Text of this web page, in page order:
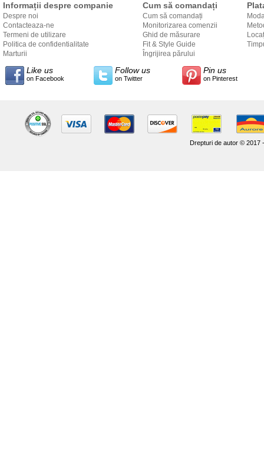
Informații despre companie
Despre noi
Contacteaza-ne
Termeni de utilizare
Politica de confidentialitate
Marturii
Cum să comandați
Cum să comandați
Monitorizarea comenzii
Ghid de măsurare
Fit & Style Guide
Îngrijirea părului
către
Like us
on Facebook
Follow us
on Twitter
Pin us
on Pinterest
Drepturi de autor © 2017